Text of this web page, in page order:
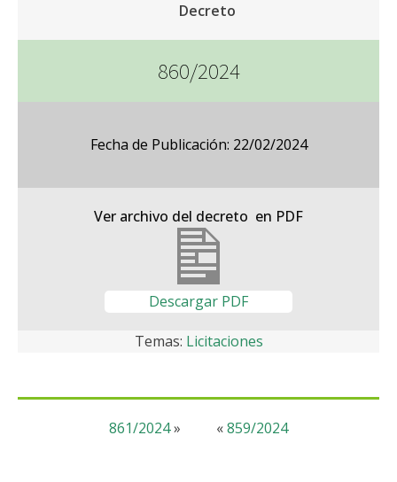
Decreto
860/2024
Fecha de Publicación: 22/02/2024
Ver archivo del decreto en PDF
Descargar PDF
Temas: Licitaciones
«859/2024
861/2024»